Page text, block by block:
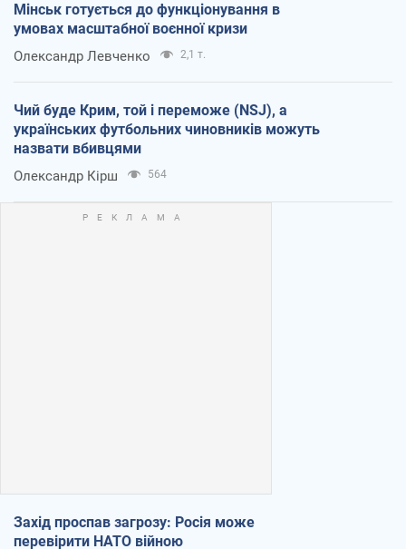
Мінськ готується до функціонування в
умовах масштабної воєнної кризи
Олександр Левченко 2,1 т.
Чий буде Крим, той і переможе (NSJ), а
українських футбольних чиновників можуть
назвати вбивцями
Олександр Кірш 564
Захід проспав загрозу: Росія може
перевірити НАТО війною